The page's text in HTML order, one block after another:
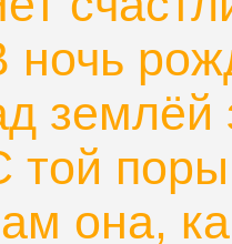
ночь
землёй
той поры
она,